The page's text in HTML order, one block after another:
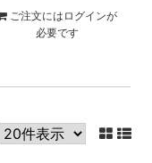
ご注文には ログインが
必要です